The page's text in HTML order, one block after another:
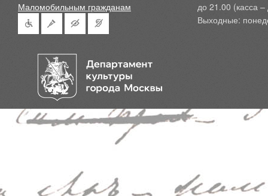
Маломобильным гражданам
до 21.00 (касса
Выходные: